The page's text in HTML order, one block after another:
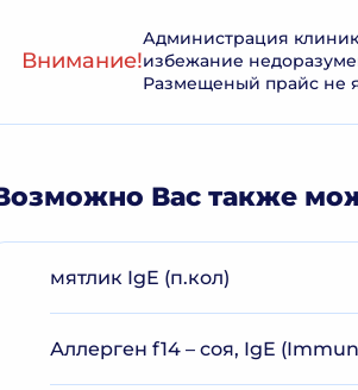
Внимание!
Администрация
избежание
Размещеный прайс не
Вас также
мятлик IgE (п.кол)
Аллерген f14 – соя, IgE